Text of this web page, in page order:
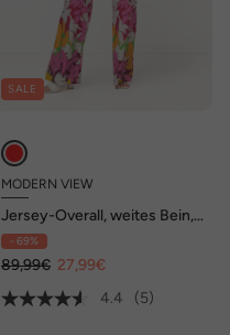
SALE
MODERN VIEW
Jersey-Overall, weites Bein,
Gürtel, V-Ausschnitt,
ärmellos
- 69%
89,99€ 27,99€
4.4
(5)